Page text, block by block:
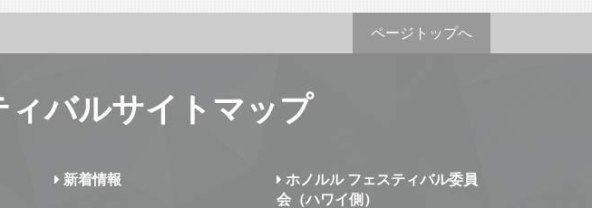
ページトップへ
バルサイトマップ
新着情報
ホノルル フェスティバル委員
会（ハワイ側）